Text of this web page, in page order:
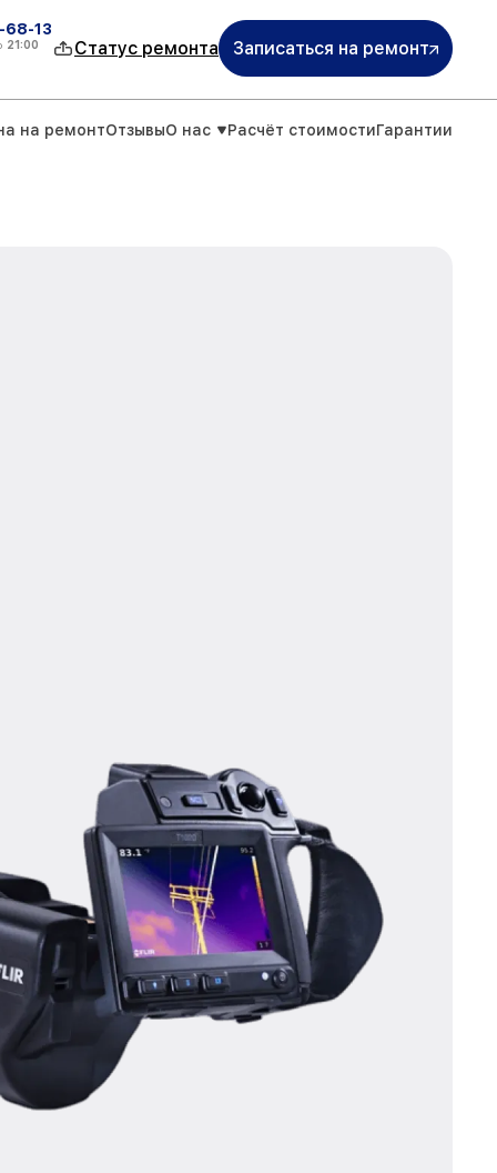
68-13
21:00 Статус ремонта Записаться на ремонт
на ремонтОтзывыО нас Расчёт стоимостиГарантии